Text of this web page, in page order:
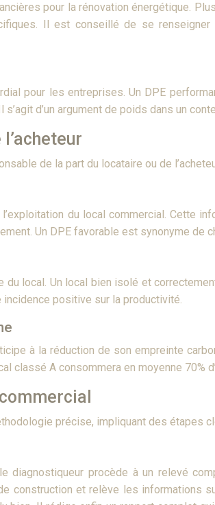
pour la rénovation énergétique.
Il est conseillé de se
pour les entreprises. Un DPE
d’un argument de poids dans un
de la part du locataire ou de
du local commercial. Cette
Un DPE favorable est synonyme de
local. Un local bien isolé et
positive sur la productivité.
à la réduction de son empreinte
A consommera en moyenne 70%
précise, impliquant des étapes
diagnostiqueur procède à un relevé
construction et relève les informations